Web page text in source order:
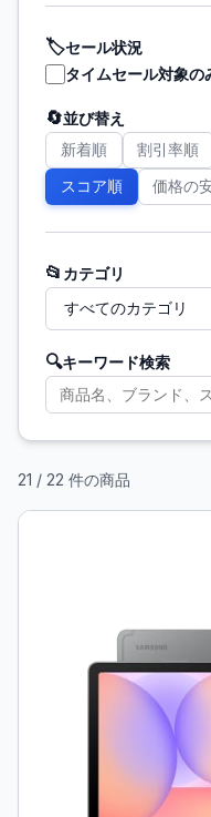
🏷️セール状況
タイムセール対象の
🔄並び替え
新着順 割引率順
スコア順 価格の
📂 カテゴリ
🔍キーワード検索
21 / 22 件の商品